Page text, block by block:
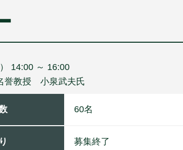
14:00 ～ 16:00
誉教授 小泉武夫氏
60名
募集終了